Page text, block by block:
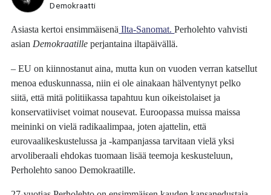
Demokraatti
Asiasta kertoi ensimmäisenä Ilta-Sanomat.Perholehto vahvisti
asianDemokraatille perjantaina iltapäivällä.
– EU on kiinnostanut aina, mutta kun on vuoden verran katsellut
menoa eduskunnassa, niin ei ole ainakaan hälventynyt pelko
siitä, että mitä politiikassa tapahtuu kun oikeistolaiset ja
konservatiiviset voimat nousevat. Euroopassa muissa maissa
meininki on vielä radikaalimpaa, joten ajattelin, että
eurovaalikeskustelussa ja -kampanjassa tarvitaan vielä yksi
arvoliberaali ehdokas tuomaan lisää teemoja keskusteluun,
Perholehto sanoo Demokraatille.